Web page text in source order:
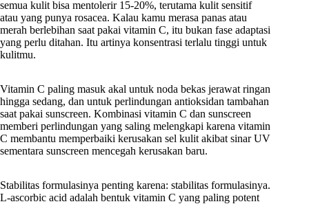
semua kulit bisa mentolerir 15-20%, terutama kulit sensitif
atau yang punya rosacea. Kalau kamu merasa panas atau
merah berlebihan saat pakai vitamin C, itu bukan fase adaptasi
yang perlu ditahan. Itu artinya konsentrasi terlalu tinggi untuk
kulitmu.
Vitamin C paling masuk akal untuk noda bekas jerawat ringan
hingga sedang, dan untuk perlindungan antioksidan tambahan
saat pakai sunscreen. Kombinasi vitamin C dan sunscreen
memberi perlindungan yang saling melengkapi karena vitamin
C membantu memperbaiki kerusakan sel kulit akibat sinar UV
sementara sunscreen mencegah kerusakan baru.
Stabilitas formulasinya penting karena: stabilitas formulasinya.
L-ascorbic acid adalah bentuk vitamin C yang paling potent